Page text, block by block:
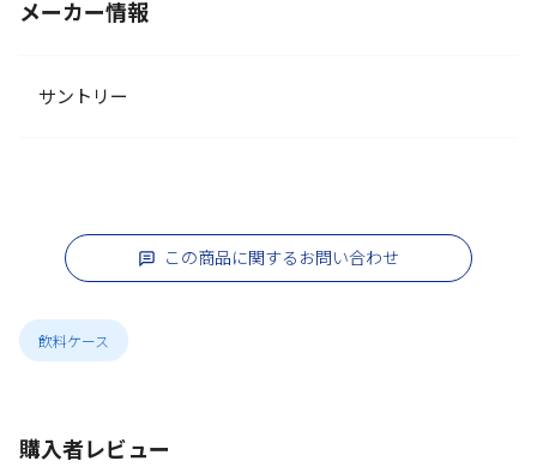
メーカー情報
サントリー
この商品に関するお問い合わせ
飲料ケース
購入者レビュー